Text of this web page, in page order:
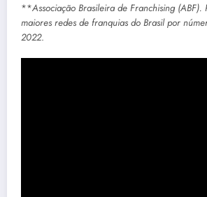
**Associação Brasileira de Franchising (ABF).
maiores redes de franquias do Brasil por
2022.